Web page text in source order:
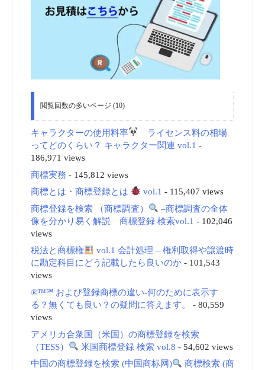
閲覧回数の多いページ (10)
キャラクターの使用料率
ライセンス料の相場
ってどのくらい？ キャラクター関連 vol.1 -
186,971 views
商標実務 - 145,812 views
商標とは・商標登録とは
vol.1 - 115,407 views
商標登録を検索 （商標調査）
–商標調査の全体
像を分かり易く解説 商標登録 検索vol.1 - 102,046
views
税法と商標権
vol.1 会計処理 – 権利取得や譲渡時
に勘定科目にどう記載したら良いのか- 101,543
views
®™℠ および登録商標の違い-何のために表示す
る？無くても良い？の疑問に答えます。
- 80,559
views
アメリカ合衆国（米国）の商標登録を検索
（TESS）
米国商標登録 検索 vol.8 - 54,602 views
中国の商標登録を検索 (中国商标网)
商標検索 (商